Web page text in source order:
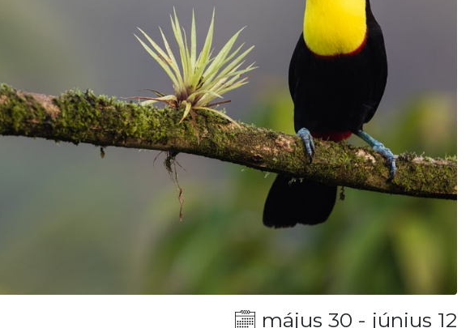
május 30 - június 12